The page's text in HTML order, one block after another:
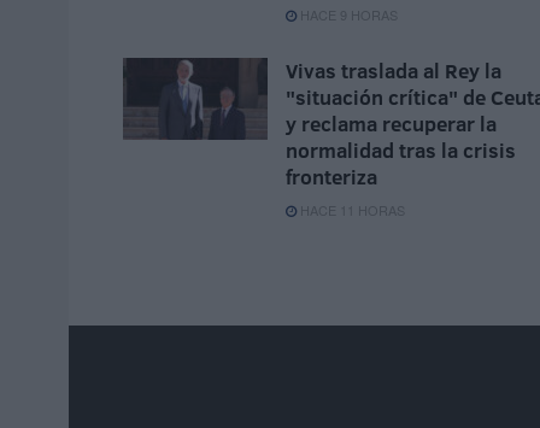
HACE 9 HORAS
Vivas traslada al Rey la
"situación crítica" de
y reclama recuperar la
normalidad tras la crisis
fronteriza
HACE 11 HORAS